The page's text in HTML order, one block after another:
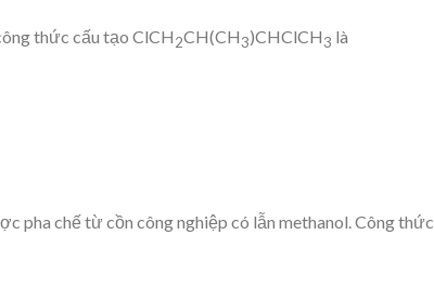
thức cấu tạo ClCH2CH(CH3)CHClCH3 là
pha chế từ cồn công nghiệp có lẫn methanol. Công thức